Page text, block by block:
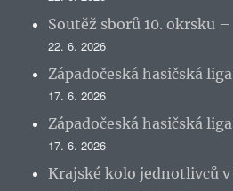
Soutěž sborů 10. okrsku
22. 6. 2026
Západočeská hasičská
17. 6. 2026
Západočeská hasičská
17. 6. 2026
Krajské kolo jednotlivců